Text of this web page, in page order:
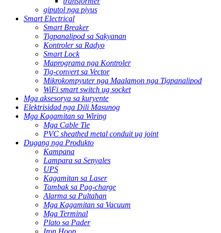
giputol nga piyus
Smart Electrical
Smart Breaker
Tigpanalipod sa Sakyanan
Kontroler sa Radyo
Smart Lock
Maprograma nga Kontroler
Tig-convert sa Vector
Mikrokompyuter nga Maalamon nga Tigpanalipod
WiFi smart switch ug socket
Mga aksesorya sa kuryente
Elektrisidad nga Dili Masunog
Mga Kagamitan sa Wiring
Mga Cable Tie
PVC sheathed metal conduit ug joint
Dugang nga Produkto
Kampana
Lampara sa Senyales
UPS
Kagamitan sa Laser
Tambak sa Pag-charge
Alarma sa Pultahan
Mga Kagamitan sa Vacuum
Mga Terminal
Plato sa Pader